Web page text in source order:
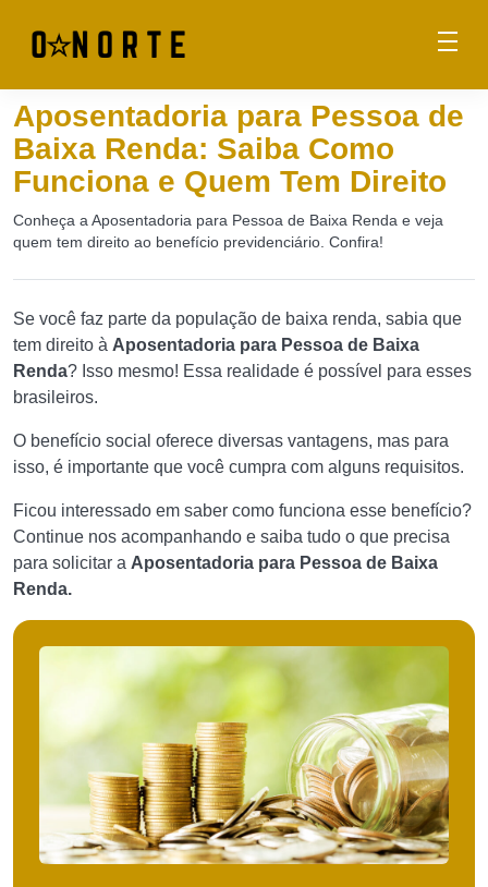
Aposentadoria para Pessoa de
Baixa Renda: Saiba Como
Funciona e Quem Tem Direito
Conheça a Aposentadoria para Pessoa de Baixa Renda e veja
quem tem direito ao benefício previdenciário. Confira!
Se você faz parte da população de baixa renda, sabia que
tem direito à Aposentadoria para Pessoa de Baixa
Renda? Isso mesmo! Essa realidade é possível para esses
brasileiros.
O benefício social oferece diversas vantagens, mas para
isso, é importante que você cumpra com alguns requisitos.
Ficou interessado em saber como funciona esse benefício?
Continue nos acompanhando e saiba tudo o que precisa
para solicitar a Aposentadoria para Pessoa de Baixa
Renda.